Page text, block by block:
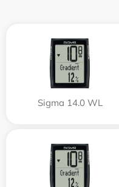
Sigma 14.0 WL